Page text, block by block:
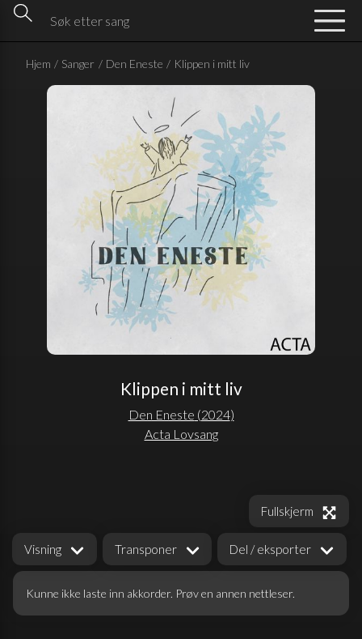
Hjem / Sanger / Den Eneste / Klippen i mitt liv
Klippen i mitt liv
Den Eneste (2024)
Acta Lovsang
Visning Transponer Del / eksporter
Fullskjerm
Kunne ikke laste inn akkorder. Prøv en annen nettleser.